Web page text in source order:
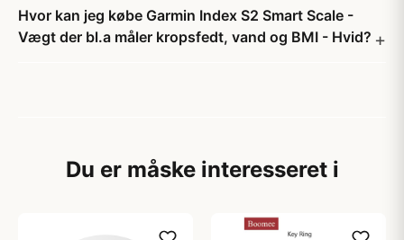
Hvor kan jeg købe Garmin Index S2 Smart Scale -
Vægt der bl.a måler kropsfedt, vand og BMI - Hvid?
Du er måske interesseret i